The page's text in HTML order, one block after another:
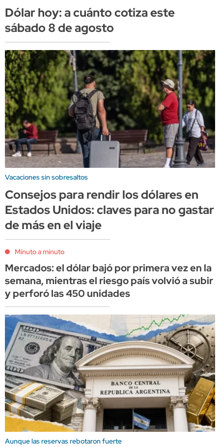
Dólar hoy: a cuánto cotiza este
sábado 8 de agosto
Vacaciones sin sobresaltos
Consejos para rendir los dólares en
Estados Unidos: claves para no gastar
de más en el viaje
Minuto a minuto
Mercados: el dólar bajó por primera vez en la
semana, mientras el riesgo país volvió a subir
y perforó las 450 unidades
Aunque las reservas rebotaron fuerte